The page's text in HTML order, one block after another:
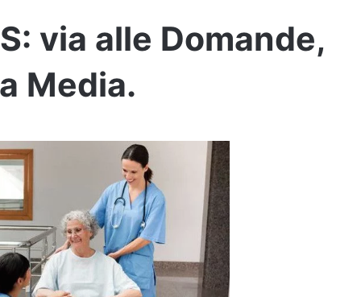
via alle Domande,
Media.